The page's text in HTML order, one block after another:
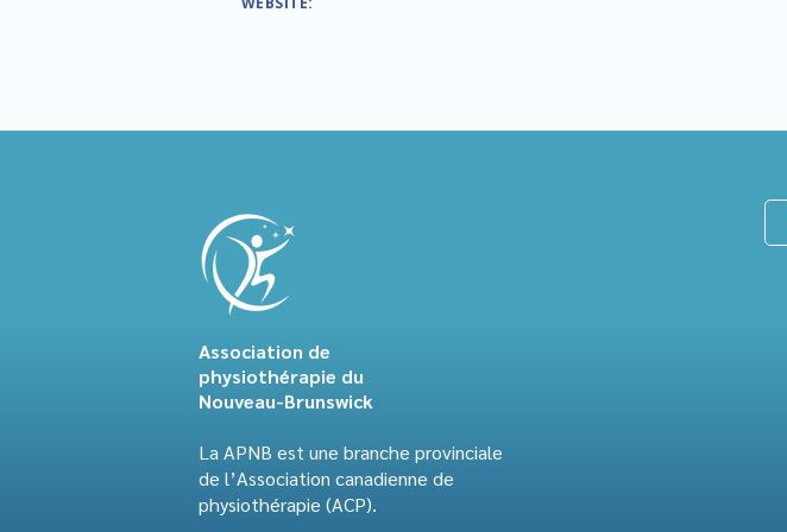
Association de
physiothérapie du
Nouveau-Brunswick
La APNB est une branche provinciale
de l’Association canadienne de
physiothérapie (ACP).